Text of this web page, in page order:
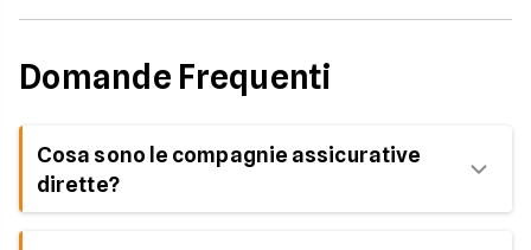
Domande Frequenti
Cosa sono le compagnie assicurative
dirette?